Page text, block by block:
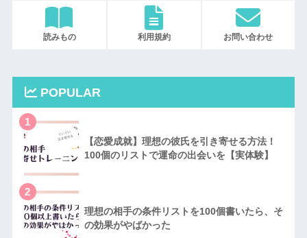
読みもの 利用規約 お問い合わせ
POPULAR
1
【恋愛成就】理想の彼氏を引き寄せる方法！
100個のリストで運命の出会いを【実体験】
2
理想の相手の条件リストを100個書いたら、そ
の効果がやばかった